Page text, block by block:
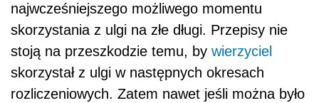
najwcześniejszego możliwego momentu
skorzystania z ulgi na złe długi. Przepisy nie
stoją na przeszkodzie temu, by wierzyciel
skorzystał z ulgi w następnych okresach
rozliczeniowych. Zatem nawet jeśli można było